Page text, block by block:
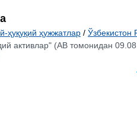
ҳуқуқий ҳужжатлар / Ўзбекистон
активлар" (АВ томонидан